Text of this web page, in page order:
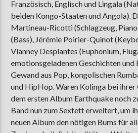
Französisch, Englisch und Lingala
beiden Kongo-Staaten und Angola).
Martineau-Ricotti (Schlagzeug,
(Bass), Jérémie Poirier-Quinot
Vianney Desplantes (Euphonium,
emotionsgeladenen Geschichten und
Gewand aus Pop, kongolischen
und HipHop. Waren Kolinga bei ihrer
dem ersten Album Earthquake noch
Band nun zum Sextett erweitert, um
neuen Album den nötigen Bums für